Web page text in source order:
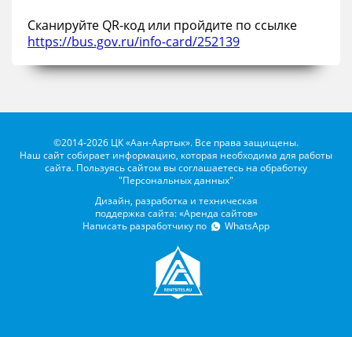
Сканируйте QR-код или пройдите по ссылке
https://bus.gov.ru/info-card/252139
©2014-2026 ЦК «Аан-Аартык». Все права защищены.
Наш сайт собирает информацию, которая необходима для работы
сайта. Пользуясь сайтом вы соглашаетесь на обработку
"Персональных данных"
Дизайн, разработка и техническая
поддержка сайта: «Аренда сайтов»
Написать разработчику по
WhatsApp